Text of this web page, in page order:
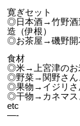
寛ぎセット
◎日本酒→竹野酒
造（伊根）
◎お茶屋→磯野開
食材
◎米→上宮津のお
◎野菜→関野さん
◎果物→イジリさ
◎干物→カネマス
etc
—-